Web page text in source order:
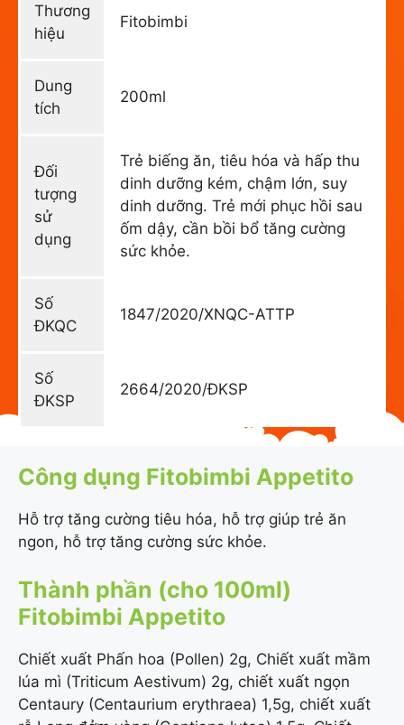
Thương
hiệu
Fitobimbi
Dung
tích
200ml
Đối
tượng
sử
dụng
Trẻ biếng ăn, tiêu hóa và hấp thu
dinh dưỡng kém, chậm lớn, suy
dinh dưỡng. Trẻ mới phục hồi sau
ốm dậy, cần bồi bổ tăng cường
sức khỏe.
Số
ĐKQC
1847/2020/XNQC-ATTP
Số
ĐKSP
2664/2020/ĐKSP
Công dụng Fitobimbi Appetito
Hỗ trợ tăng cường tiêu hóa, hỗ trợ giúp trẻ ăn
ngon, hỗ trợ tăng cường sức khỏe.
Thành phần (cho 100ml)
Fitobimbi Appetito
Chiết xuất Phấn hoa (Pollen) 2g, Chiết xuất mầm
lúa mì (Triticum Aestivum) 2g, chiết xuất ngọn
Centaury (Centaurium erythraea) 1,5g, chiết xuất